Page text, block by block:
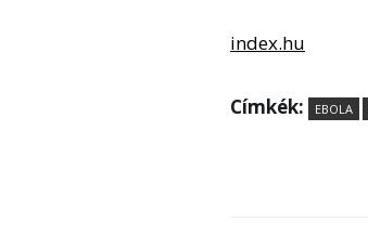
index.hu
Címkék: EBOLA